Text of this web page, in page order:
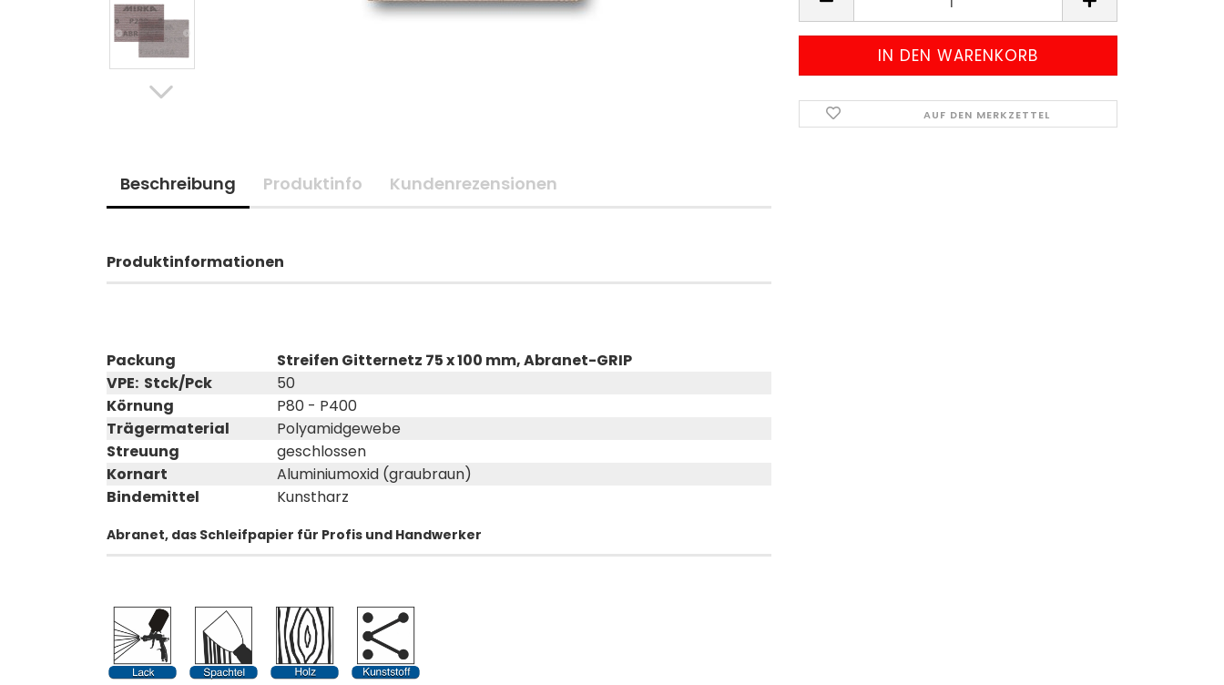
AUF DEN MERKZETTEL
Beschreibung Produktinfo Kundenrezensionen
Produktinformationen
Packung
Streifen Gitternetz 75 x 100 mm, Abranet-GRIP
VPE: Stck/Pck
50
Körnung
P80 - P400
Trägermaterial
Polyamidgewebe
Streuung
geschlossen
Kornart
Aluminiumoxid (graubraun)
Bindemittel
Kunstharz
Abranet, das Schleifpapier für Profis und Handwerker